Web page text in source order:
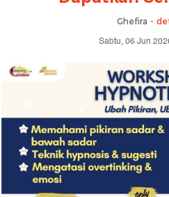
Ghefira -
Sabtu, 06 Jun